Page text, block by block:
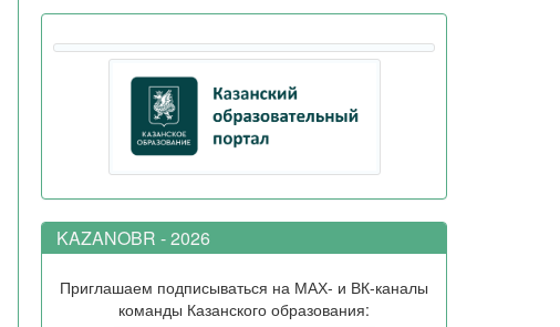
KAZANOBR - 2026
Приглашаем подписываться на МАХ- и ВК-каналы
команды Казанского образования: